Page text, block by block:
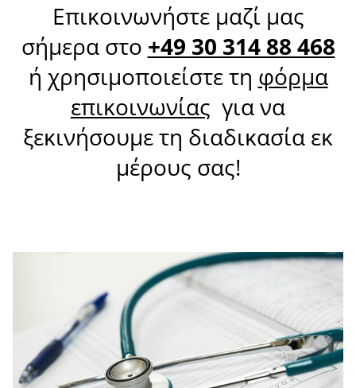
Επικοινωνήστε μαζί μας
σήμερα στο +49 30 314 88 468
ή χρησιμοποιείστε τη φόρμα
επικοινωνίας για να
ξεκινήσουμε τη διαδικασία εκ
μέρους σας!